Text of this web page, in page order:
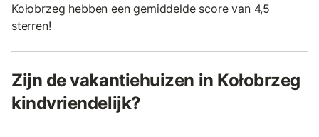
Kołobrzeg hebben een gemiddelde score van 4,5
sterren!
Zijn de vakantiehuizen in Kołobrzeg
kindvriendelijk?